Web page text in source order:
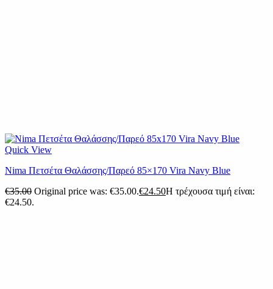
Quick View
Nima Πετσέτα Θαλάσσης/Παρεό 85×170 Vira Navy Blue
€35.00 Original price was: €35.00.€24.50Η τρέχουσα τιμή είναι:
€24.50.